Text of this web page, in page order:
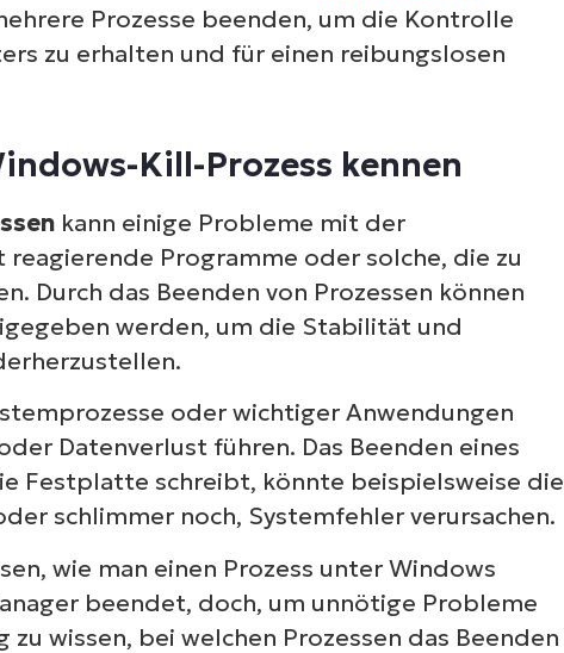
Prozesse beenden, um die Kontrolle
zu erhalten und für einen reibungslosen
Kill-Prozess kennen
kann einige Probleme mit der
Programme oder solche, die zu
Durch das Beenden von Prozessen können
werden, um die Stabilität und
oder wichtiger Anwendungen
Datenverlust führen. Das Beenden eines
Festplatte schreibt, könnte beispielsweise die
schlimmer noch, Systemfehler verursachen.
wie man einen Prozess unter Windows
beendet, doch, um unnötige Probleme
wissen, bei welchen Prozessen das Beenden